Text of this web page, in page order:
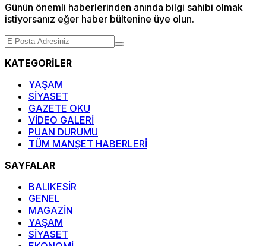
Günün önemli haberlerinden anında bilgi sahibi olmak
istiyorsanız eğer haber bültenine üye olun.
KATEGORİLER
YAŞAM
SİYASET
GAZETE OKU
VİDEO GALERİ
PUAN DURUMU
TÜM MANŞET HABERLERİ
SAYFALAR
BALIKESİR
GENEL
MAGAZİN
YAŞAM
SİYASET